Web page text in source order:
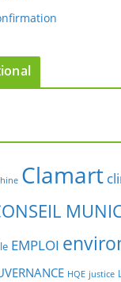
Clamart
EMPLOI
HQE justice